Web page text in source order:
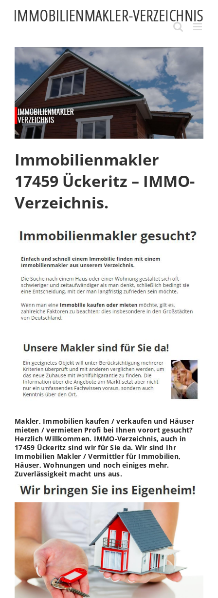
content
Immobilienmakler
17459 Ückeritz – IMMO-
Verzeichnis.
Makler, Immobilien kaufen / verkaufen und Häuser
mieten / vermieten Profi bei Ihnen vorort gesucht?
Herzlich Willkommen. IMMO-Verzeichnis, auch in
17459 Ückeritz sind wir für Sie da. Wir sind Ihr
Immobilien Makler / Vermittler für Immobilien,
Häuser, Wohnungen und noch einiges mehr.
Zuverlässigkeit macht uns aus.